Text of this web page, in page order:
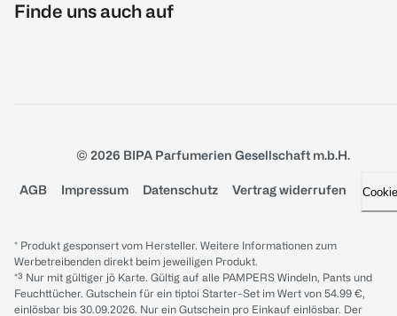
Finde uns auch auf
© 2026 BIPA Parfumerien Gesellschaft m.b.H.
AGB Impressum Datenschutz Vertrag widerrufen
* Produkt gesponsert vom Hersteller. Weitere Informationen zum
Werbetreibenden direkt beim jeweiligen Produkt.
*³ Nur mit gültiger jö Karte. Gültig auf alle PAMPERS Windeln, Pants und
Feuchttücher. Gutschein für ein tiptoi Starter-Set im Wert von 54.99 €,
einlösbar bis 30.09.2026. Nur ein Gutschein pro Einkauf einlösbar. Der